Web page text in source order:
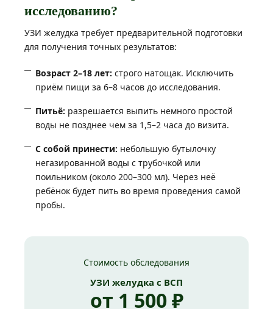
исследованию?
УЗИ желудка требует предварительной подготовки
для получения точных результатов:
Возраст 2–18 лет: строго натощак. Исключить
приём пищи за 6–8 часов до исследования.
Питьё: разрешается выпить немного простой
воды не позднее чем за 1,5–2 часа до визита.
С собой принести: небольшую бутылочку
негазированной воды с трубочкой или
поильником (около 200–300 мл). Через неё
ребёнок будет пить во время проведения самой
пробы.
Стоимость обследования
УЗИ желудка с ВСП
от 1 500 ₽